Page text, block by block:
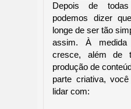
Depois de
podemos dizer
longe de ser tão
assim. À
cresce, além de
produção de
parte criativa,
lidar com: